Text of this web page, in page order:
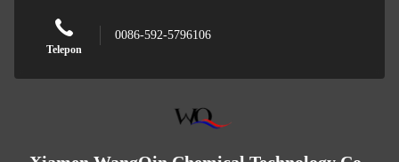
Telepon
0086-592-5796106